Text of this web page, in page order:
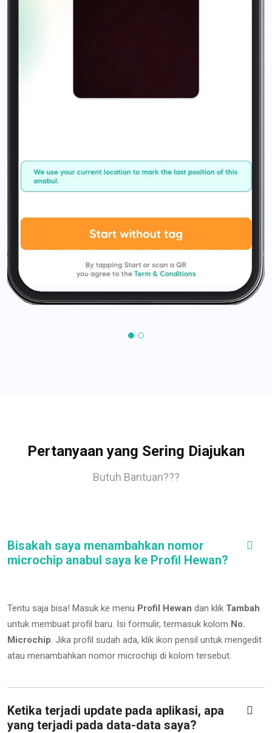
Pertanyaan yang Sering Diajukan
Butuh Bantuan???
Bisakah saya menambahkan nomor
microchip anabul saya ke Profil Hewan?
Tentu saja bisa! Masuk ke menu Profil Hewan dan klik Tambah
untuk membuat profil baru. Isi formulir, termasuk kolom No.
Microchip. Jika profil sudah ada, klik ikon pensil untuk mengedit
atau menambahkan nomor microchip di kolom tersebut.
Ketika terjadi update pada aplikasi, apa
yang terjadi pada data-data saya?